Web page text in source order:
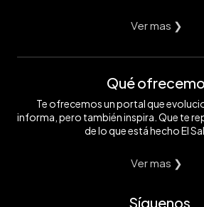
Ver mas ❯
Qué
Te ofrecemos un portal que
informa, pero también inspira. Que te
de lo que está hecho El
Ver mas ❯
Síguenos